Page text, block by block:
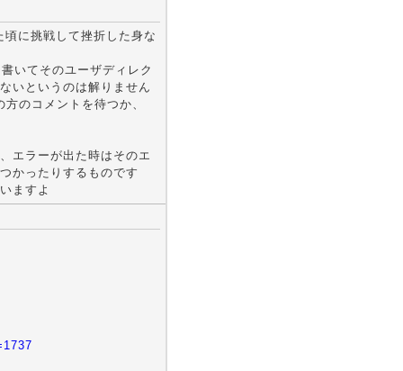
に挑戦して挫折した身な
いてそのユーザディレク
いというのは解りません
のコメントを待つか、
エラーが出た時はそのエ
かったりするものです
ますよ